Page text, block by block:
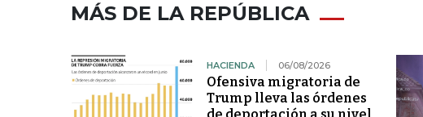
MÁS DE LA REPÚBLICA
HACIENDA 06/08/2026
Ofensiva migratoria de
Trump lleva las órdenes
de deportación a su nivel